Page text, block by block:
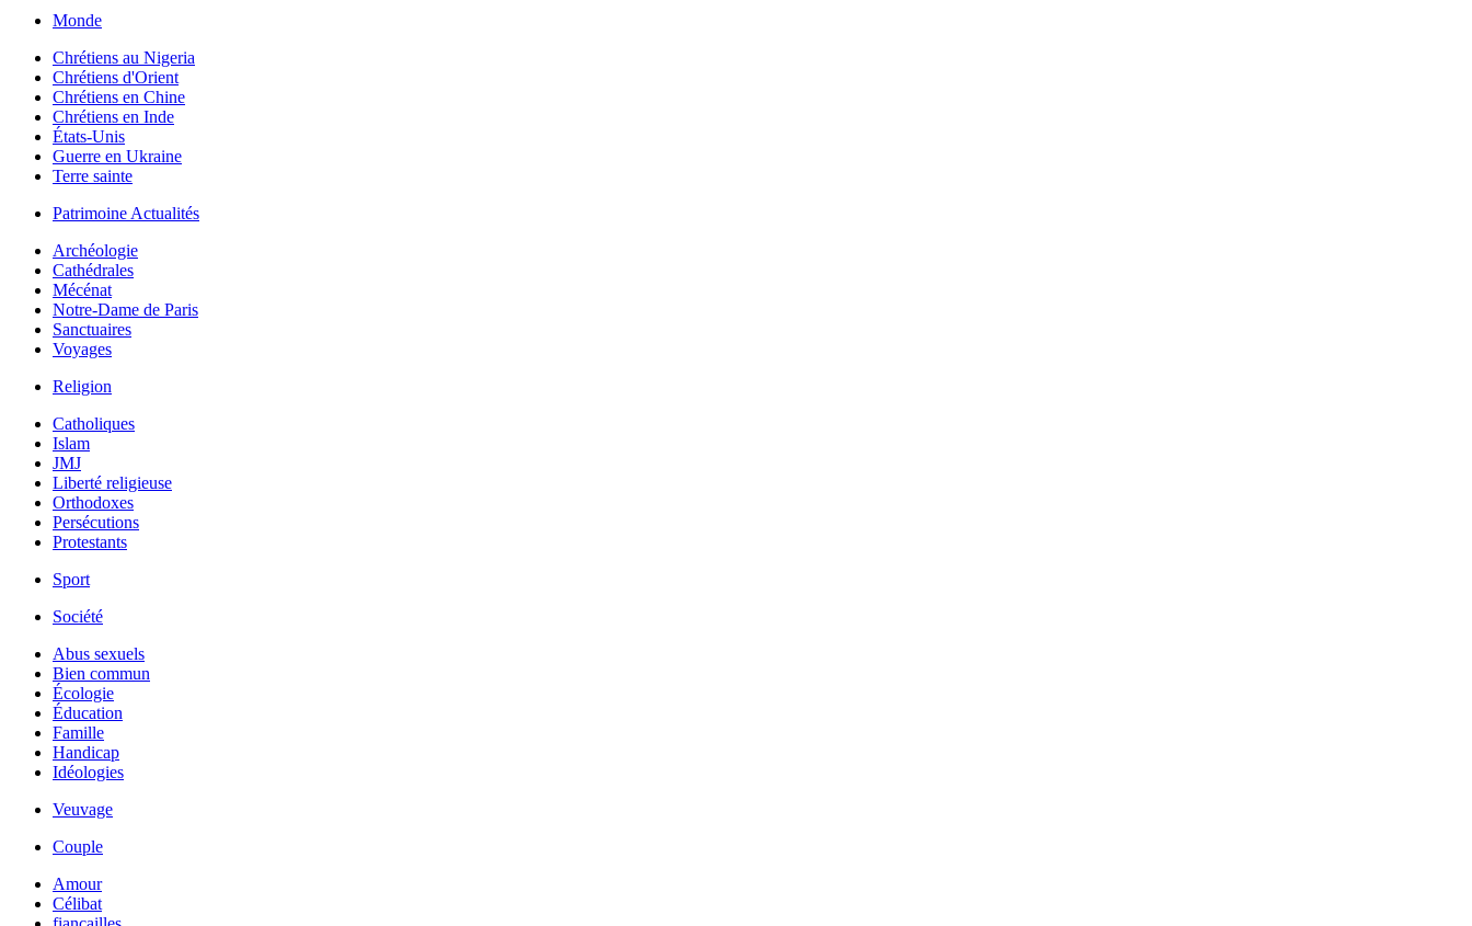
Monde
Chrétiens au Nigeria
Chrétiens d'Orient
Chrétiens en Chine
Chrétiens en Inde
États-Unis
Guerre en Ukraine
Terre sainte
Patrimoine Actualités
Archéologie
Cathédrales
Mécénat
Notre-Dame de Paris
Sanctuaires
Voyages
Religion
Catholiques
Islam
JMJ
Liberté religieuse
Orthodoxes
Persécutions
Protestants
Sport
Société
Abus sexuels
Bien commun
Écologie
Éducation
Famille
Handicap
Idéologies
Veuvage
Couple
Amour
Célibat